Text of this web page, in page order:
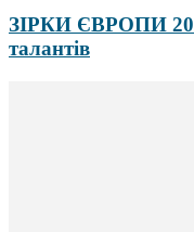
ЗІРКИ ЄВРОПИ
талантів